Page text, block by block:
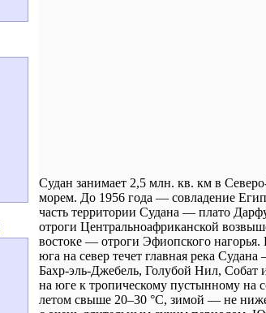
Судан занимает 2,5 млн. кв. км в
морем. До 1956 года — совладение
часть территории Судана — плато
отроги Центральноафриканской
востоке — отроги Эфиопского
юга на север течет главная река
Бахр-эль-Джебель, Голубой Нил, Собат
на юге к тропическому пустынному на
летом свыше 20–30 °C, зимой — не